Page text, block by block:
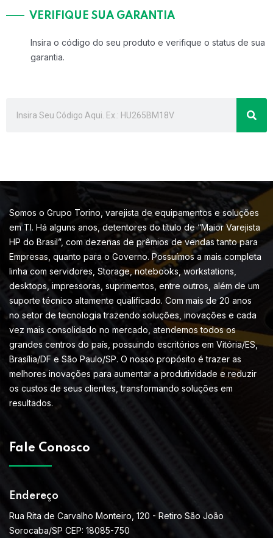
VERIFIQUE SUA GARANTIA
Insira o código do seu produto e verifique o status de sua
garantia.
Somos o Grupo Torino, varejista de equipamentos e soluções
em TI. Há alguns anos, detentores do título de “Maior Varejista
HP do Brasil”, com dezenas de prêmios de vendas tanto para
Empresas, quanto para o Governo. Possuímos a mais completa
linha com servidores, Storage, notebooks, workstations,
desktops, impressoras, suprimentos, entre outros, além de um
suporte técnico altamente qualificado. Com mais de 20 anos
no setor de tecnologia trazendo soluções, inovações e cada
vez mais consolidado no mercado, atendemos todos os
grandes centros do país, possuindo escritórios em Vitória/ES,
Brasília/DF e São Paulo/SP. O nosso propósito é trazer as
melhores inovações para aumentar a produtividade e reduzir
os custos de seus clientes, transformando soluções em
resultados.
Fale Conosco
Endereço
Rua Rita de Carvalho Monteiro, 120 - Retiro São João
Sorocaba/SP CEP: 18085-750